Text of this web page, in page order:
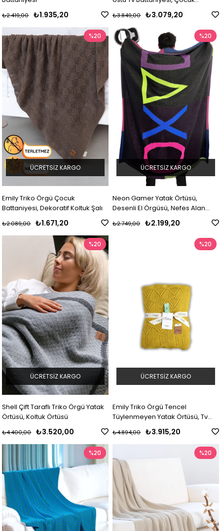
₺1.935,20
₺2.419,00 ₺3.079,20
₺3.849,00
Emily Triko Örgü Çocuk
Battaniyesi, Dekoratif Koltuk Şalı
₺1.671,20
₺2.089,00
%20
ÜCRETSIZ KARGO
Neon Gamer Yatak Örtüsü,
Desenli El Örgüsü, Nefes Alan
Triko Battaniye
₺2.199,20
₺2.749,00
%20
ÜCRETSIZ KARGO
Shell Çift Taraflı Triko Örgü Yatak
Örtüsü, Koltuk Örtüsü
₺3.520,00
₺4.400,00
%20
ÜCRETSIZ KARGO
Emily Triko Örgü Tencel
Tüylenmeyen Yatak Örtüsü, Tv
₺3.915,20
₺4.894,00
%20
ÜCRETSIZ KARGO
%20 %20